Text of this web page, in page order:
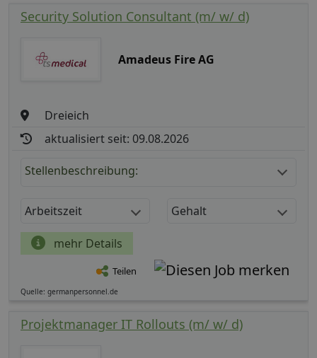
Security Solution Consultant (m/ w/ d)
Amadeus Fire AG
Dreieich
aktualisiert seit: 09.08.2026
Stellenbeschreibung:
Arbeitszeit Gehalt
mehr Details
Teilen
Quelle: germanpersonnel.de
Projektmanager IT Rollouts (m/ w/ d)